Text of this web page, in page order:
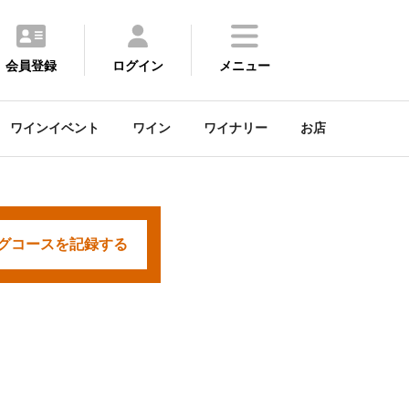
会員登録 ログイン メニュー
ワインイベント ワイン ワイナリー お店
コースを記録する